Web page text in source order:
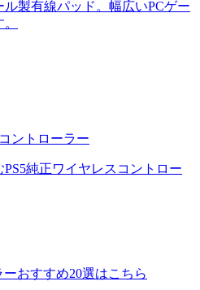
製有線パッド。幅広いPCゲー
ントローラー
純正ワイヤレスコントロー
ーおすすめ20選はこちら